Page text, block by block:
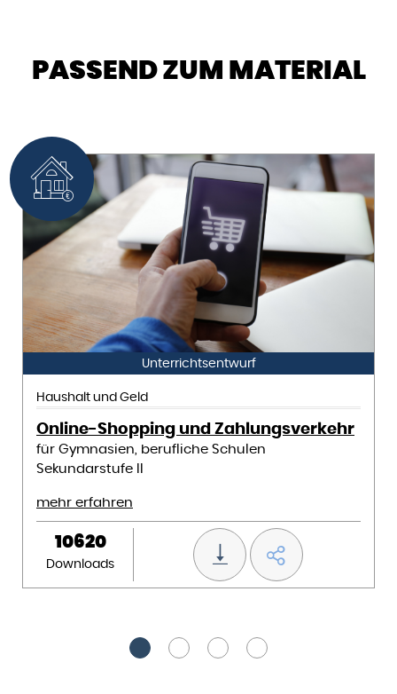
PASSEND ZUM MATERIAL
Unterrichtsentwurf
Haushalt und Geld
Online-Shopping und Zahlungsverkehr
für Gymnasien, berufliche Schulen
Sekundarstufe II
mehr erfahren
10620
Downloads